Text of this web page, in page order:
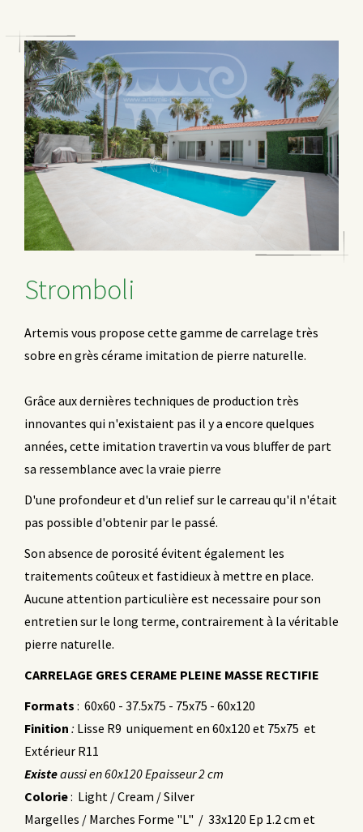
Stromboli
Artemis vous propose cette gamme de carrelage très
sobre en grès cérame imitation de pierre naturelle.
Grâce aux dernières techniques de production très
innovantes qui n'existaient pas il y a encore quelques
années, cette imitation travertin va vous bluffer de part
sa ressemblance avec la vraie pierre
D'une profondeur et d'un relief sur le carreau qu'il n'était
pas possible d'obtenir par le passé.
Son absence de porosité évitent également les
traitements coûteux et fastidieux à mettre en place.
Aucune attention particulière est necessaire pour son
entretien sur le long terme, contrairement à la véritable
pierre naturelle.
CARRELAGE GRES CERAME PLEINE MASSE RECTIFIE
Formats : 60x60 - 37.5x75 - 75x75 - 60x120
Finition : Lisse R9 uniquement en 60x120 et 75x75 et
Extérieur R11
Existeaussi en 60x120 Epaisseur 2 cm
Colorie: Light / Cream / Silver
Margelles / Marches Forme "L" / 33x120 Ep 1.2 cm et